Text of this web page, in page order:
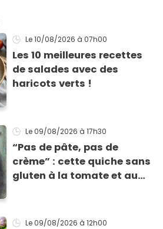
Le 10/08/2026 à 07h00
Les 10 meilleures recettes
de salades avec des
haricots verts !
Le 09/08/2026 à 17h30
“Pas de pâte, pas de
crème” : cette quiche sans
gluten à la tomate et au
Le 09/08/2026 à 12h00